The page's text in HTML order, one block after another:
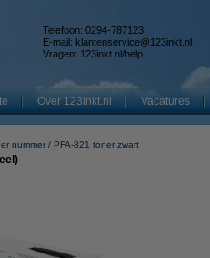
Telefoon: 0294-787123
E-mail: klantenservice@123inkt.nl
Vragen: 123inkt.nl/help
Over 123inkt.nl Vacatures
nummer PFA-821 toner zwart